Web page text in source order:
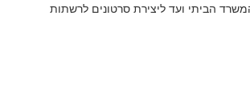
הביתי ועד ליצירת סרטונים לרשתות